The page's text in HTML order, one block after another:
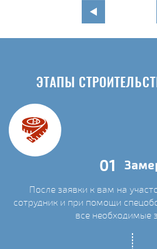
ЭТАПЫ
01
После заявки к вам на
сотрудник и при помощи
все необходимые